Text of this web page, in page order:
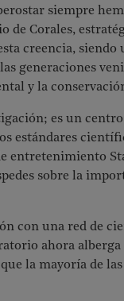
siempre
Corales,
creencia, siendo
generaciones
y la
es un
estándares
entretenimiento
sobre la
con una red de
ahora alberga
la mayoría de